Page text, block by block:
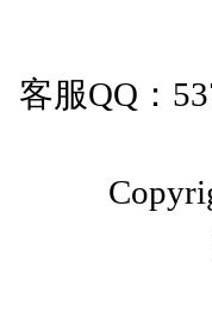
客服QQ：